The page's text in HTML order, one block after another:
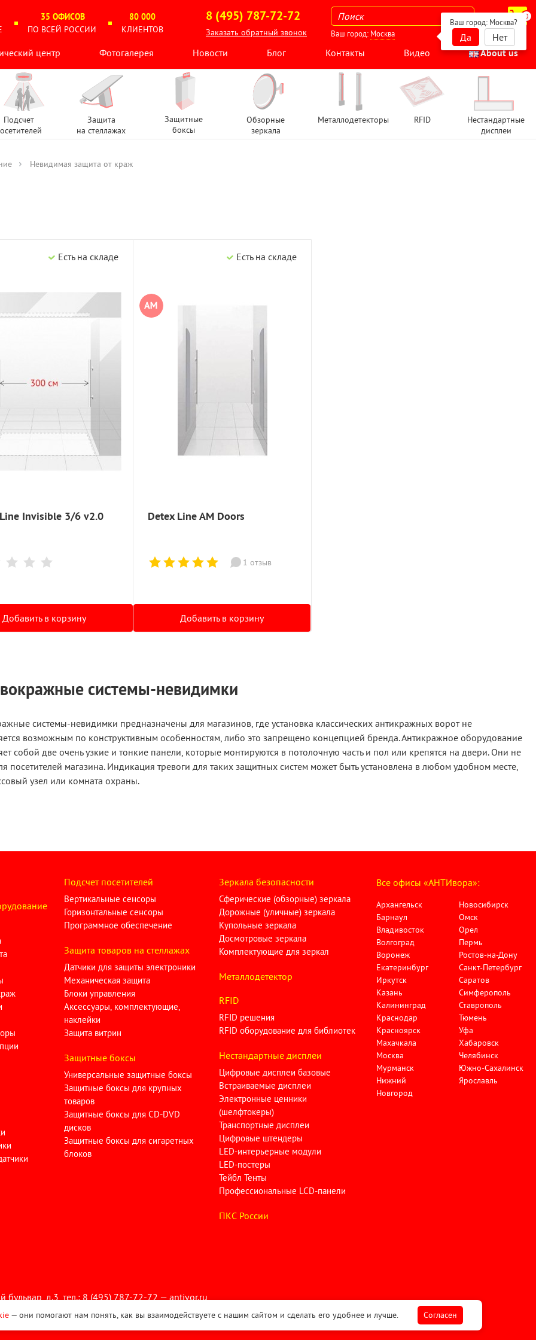
35 ОФИСОВ
ПО ВСЕЙ РОССИИ
80 000
КЛИЕНТОВ
8 (495) 787-72-72
Заказать обратный звонок
0
Ваш город: Москва
Ваш город: Москва?
Да
Нет
центр Фотогалерея Новости Блог Контакты Видео About us
Подсчет
Защита
на стеллажах
Защитные
боксы
Обзорные
зеркала
Металлодетекторы RFID
Нестандартные
дисплеи
Невидимая защита от краж
Есть на складе
Invisible 3/6 v2.0
Добавить в корзину
Есть на складе
Detex Line AM Doors
1 отзыв
Добавить в корзину
системы-невидимки
системы-невидимки предназначены для магазинов, где установка классических антикражных ворот не
возможным по конструктивным особенностям, либо это запрещено концепцией бренда. Антикражное оборудование
собой две очень узкие и тонкие панели, которые монтируются в потолочную часть и пол или крепятся на двери. Они не
посетителей магазина. Индикация тревоги для таких защитных систем может быть установлена в любом удобном месте,
узел или комната охраны.
Подсчет посетителей
Вертикальные сенсоры
Горизонтальные сенсоры
Программное обеспечение
Защита товаров на стеллажах
Датчики для защиты электроники
Механическая защита
Блоки управления
Аксессуары, комплектующие,
наклейки
Защита витрин
Защитные боксы
Универсальные защитные боксы
Защитные боксы для крупных
товаров
Защитные боксы для CD-DVD
дисков
Защитные боксы для сигаретных
блоков
Зеркала безопасности
Сферические (обзорные) зеркала
Дорожные (уличные) зеркала
Купольные зеркала
Досмотровые зеркала
Комплектующие для зеркал
Металлодетектор
RFID
RFID решения
RFID оборудование для библиотек
Нестандартные дисплеи
Цифровые дисплеи базовые
Встраиваемые дисплеи
Электронные ценники
(шелфтокеры)
Транспортные дисплеи
Цифровые штендеры
LED-интерьерные модули
LED-постеры
Тейбл Тенты
Профессиональные LCD-панели
ПКC России
Все офисы «АНТИвора»:
Архангельск
Барнаул
Владивосток
Волгоград
Воронеж
Екатеринбург
Иркутск
Казань
Калининград
Краснодар
Красноярск
Махачкала
Москва
Мурманск
Нижний
Новгород
Новосибирск
Омск
Орел
Пермь
Ростов-на-Дону
Санкт-Петербург
Саратов
Симферополь
Ставрополь
Тюмень
Уфа
Хабаровск
Челябинск
Южно-Сахалинск
Ярославль
д.3, тел.: 8 (495) 787-72-72 — antivor.ru
персональных данных
— они помогают нам понять, как вы взаимодействуете с нашим сайтом и сделать его удобнее и лучше. Cогласен